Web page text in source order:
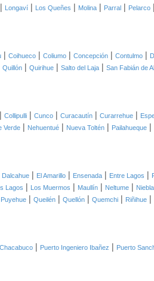
| Longaví | Los Queñes | Molina | Parral | Pelarco |
| Coihueco | Coliumo | Concepción | Contulmo |
Quillón | Quirihue | Salto del Laja | San Fabián de
| Collipulli | Cunco | Curacautín | Curarrehue |
Verde | Nehuentué | Nueva Toltén | Pailahueque |
Dalcahue | El Amarillo | Ensenada | Entre Lagos |
Lagos | Los Muermos | Maullín | Neltume | Niebla
Puyehue | Queilén | Quellón | Quemchi | Riñihue |
| Puerto Ingeniero Ibañez | Puerto